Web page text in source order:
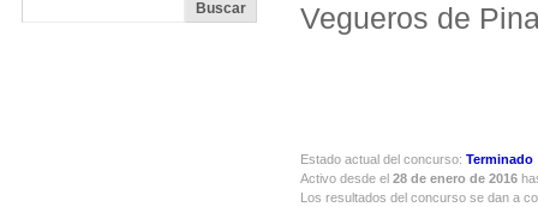
Vegueros de
Estado actual del concurso: Terminado
Activo desde el 28 de enero de 2016
Los resultados del concurso se dan a